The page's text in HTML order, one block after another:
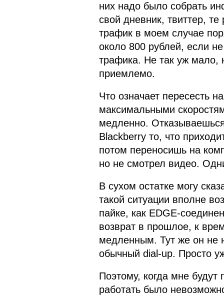
них надо было собрать
свой дневник, твиттер,
трафик в моем случае
около 800 рублей, если
трафика. Не так уж мало,
приемлемо.
Что означает пересесть
максимальными
медленно.
Blackberry то, что
потом переносишь на
но не смотрел видео.
В сухом остатке могу
такой ситуации вполне
пайке, как EDGE-
возврат в прошлое, к
медленным. Тут же он не
обычный dial-up. Просто
Поэтому, когда мне будут
работать было